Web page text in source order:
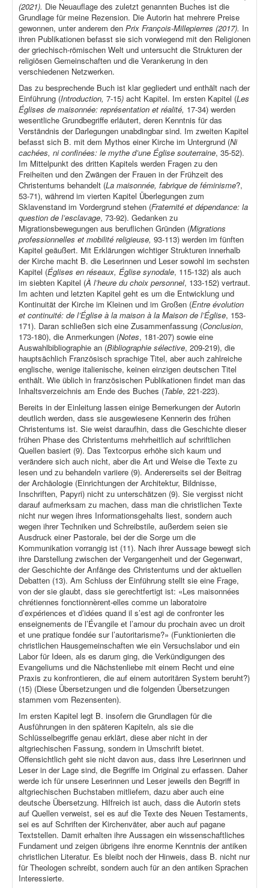
(2021). Die Neuauflage des zuletzt genannten Buches ist die
Grundlage für meine Rezension. Die Autorin hat mehrere Preise
gewonnen, unter anderem den Prix François-Millepierres (2017). In
ihren Publikationen befasst sie sich vorwiegend mit den Religionen
der griechisch-römischen Welt und untersucht die Strukturen der
religiösen Gemeinschaften und die Verankerung in den
verschiedenen Netzwerken.
Das zu besprechende Buch ist klar gegliedert und enthält nach der
Einführung (Introduction, 7-15) acht Kapitel. Im ersten Kapitel (Les
Églises de maisonnée: représentation et réalité, 17-34) werden
wesentliche Grundbegriffe erläutert, deren Kenntnis für das
Verständnis der Darlegungen unabdingbar sind. Im zweiten Kapitel
befasst sich B. mit dem Mythos einer Kirche im Untergrund (Ni
cachées, ni confinées: le mythe d’une Église souterraine, 35-52).
Im Mittelpunkt des dritten Kapitels werden Fragen zu den
Freiheiten und den Zwängen der Frauen in der Frühzeit des
Christentums behandelt (La maisonnée, fabrique de féminisme?,
53-71), während im vierten Kapitel Überlegungen zum
Sklavenstand im Vordergrund stehen (Fraternité et dépendance: la
question de l’esclavage, 73-92). Gedanken zu
Migrationsbewegungen aus beruflichen Gründen (Migrations
professionnelles et mobilité religieuse, 93-113) werden im fünften
Kapitel geäußert. Mit Erklärungen wichtiger Strukturen innerhalb
der Kirche macht B. die Leserinnen und Leser sowohl im sechsten
Kapitel (Églises en réseaux, Église synodale, 115-132) als auch
im siebten Kapitel (À l’heure du choix personnel, 133-152) vertraut.
Im achten und letzten Kapitel geht es um die Entwicklung und
Kontinuität der Kirche im Kleinen und im Großen (Entre évolution
et continuité: de l’Église à la maison à la Maison de l’Église, 153-
171). Daran schließen sich eine Zusammenfassung (Conclusion,
173-180), die Anmerkungen (Notes, 181-207) sowie eine
Auswahlbibliographie an (Bibliographie sélective, 209-219), die
hauptsächlich Französisch sprachige Titel, aber auch zahlreiche
englische, wenige italienische, keinen einzigen deutschen Titel
enthält. Wie üblich in französischen Publikationen findet man das
Inhaltsverzeichnis am Ende des Buches (Table, 221-223).
Bereits in der Einleitung lassen einige Bemerkungen der Autorin
deutlich werden, dass sie ausgewiesene Kennerin des frühen
Christentums ist. Sie weist daraufhin, dass die Geschichte dieser
frühen Phase des Christentums mehrheitlich auf schriftlichen
Quellen basiert (9). Das Textcorpus erhöhe sich kaum und
verändere sich auch nicht, aber die Art und Weise die Texte zu
lesen und zu behandeln variiere (9). Andererseits sei der Beitrag
der Archäologie (Einrichtungen der Architektur, Bildnisse,
Inschriften, Papyri) nicht zu unterschätzen (9). Sie vergisst nicht
darauf aufmerksam zu machen, dass man die christlichen Texte
nicht nur wegen ihres Informationsgehalts liest, sondern auch
wegen ihrer Techniken und Schreibstile, außerdem seien sie
Ausdruck einer Pastorale, bei der die Sorge um die
Kommunikation vorrangig ist (11). Nach ihrer Aussage bewegt sich
ihre Darstellung zwischen der Vergangenheit und der Gegenwart,
der Geschichte der Anfänge des Christentums und der aktuellen
Debatten (13). Am Schluss der Einführung stellt sie eine Frage,
von der sie glaubt, dass sie gerechtfertigt ist: «Les maisonnées
chrétiennes fonctionnèrent-elles comme un laboratoire
d’expériences et d’idées quand il s’est agi de confronter les
enseignements de l’Évangile et l’amour du prochain avec un droit
et une pratique fondée sur l’autoritarisme?» (Funktionierten die
christlichen Hausgemeinschaften wie ein Versuchslabor und ein
Labor für Ideen, als es darum ging, die Verkündigungen des
Evangeliums und die Nächstenliebe mit einem Recht und eine
Praxis zu konfrontieren, die auf einem autoritären System beruht?)
(15) (Diese Übersetzungen und die folgenden Übersetzungen
stammen vom Rezensenten).
Im ersten Kapitel legt B. insofern die Grundlagen für die
Ausführungen in den späteren Kapiteln, als sie die
Schlüsselbegriffe genau erklärt, diese aber nicht in der
altgriechischen Fassung, sondern in Umschrift bietet.
Offensichtlich geht sie nicht davon aus, dass ihre Leserinnen und
Leser in der Lage sind, die Begriffe im Original zu erfassen. Daher
werde ich für unsere Leserinnen und Leser jeweils den Begriff in
altgriechischen Buchstaben mitliefern, dazu aber auch eine
deutsche Übersetzung. Hilfreich ist auch, dass die Autorin stets
auf Quellen verweist, sei es auf die Texte des Neuen Testaments,
sei es auf Schriften der Kirchenväter, aber auch auf pagane
Textstellen. Damit erhalten ihre Aussagen ein wissenschaftliches
Fundament und zeigen übrigens ihre enorme Kenntnis der antiken
christlichen Literatur. Es bleibt noch der Hinweis, dass B. nicht nur
für Theologen schreibt, sondern auch für an den antiken Sprachen
Interessierte.